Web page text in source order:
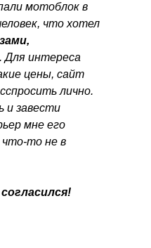
мотоблок в
что хотел
. Для интереса
цены, сайт
лично.
и завести
мне его
что-то не в